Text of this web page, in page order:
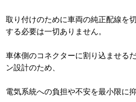
取り付けのために車両の純正配線を
する必要は一切ありません。
車体側のコネクターに割り込ませる
ン設計のため、
電気系統への負担や不安を最小限に